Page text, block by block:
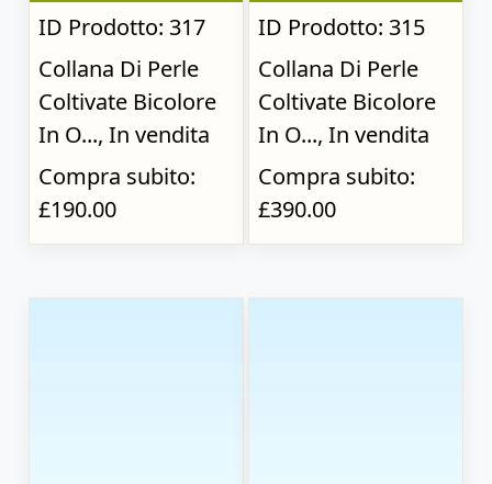
ID Prodotto: 317
Collana Di Perle
Coltivate Bicolore
In O..., In vendita
Compra subito:
£190.00
ID Prodotto: 315
Collana Di Perle
Coltivate Bicolore
In O..., In vendita
Compra subito:
£390.00